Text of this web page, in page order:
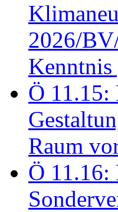
2026/
Kenntnis
Ö 11.15:
Raum
Ö 11.16: